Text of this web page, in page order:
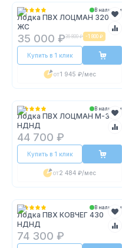
В наличии
Лодка ПВХ ЛОЦМАН 320
ЖС
35 000 ₽36 800 ₽ -1 800 ₽
Купить в 1 клик
от1 945 ₽/мес
В наличии
Лодка ПВХ ЛОЦМАН М-350
НДНД
44 700 ₽
Купить в 1 клик
от2 484 ₽/мес
В наличии
Лодка ПВХ КОВЧЕГ 430
НДНД
74 300 ₽